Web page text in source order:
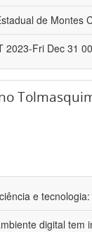
de Montes
2023-Fri Dec 31
e
digital